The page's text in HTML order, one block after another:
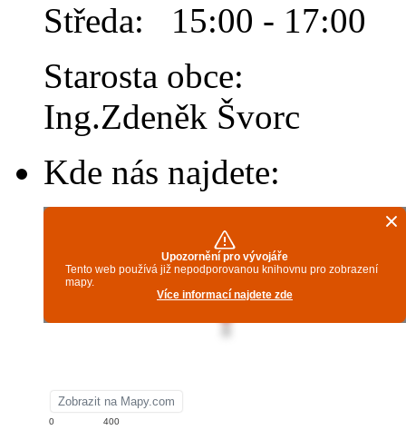
Středa: 15:00 - 17:00
Starosta obce:
Ing.Zdeněk Švorc
Kde nás najdete: